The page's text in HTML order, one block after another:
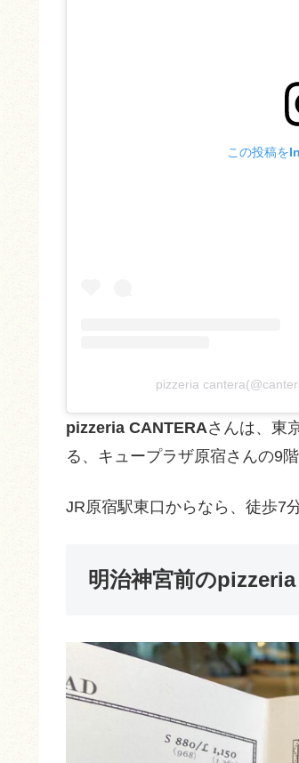
この投稿を
pizzeria
pizzeria CANTERAさんは、東
る、キュープラザ原宿さんの9
JR原宿駅東口からなら、徒歩7
明治神宮前の